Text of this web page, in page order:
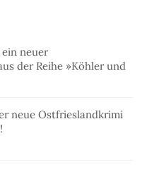
neuer
der Reihe »Köhler und
neue Ostfrieslandkrimi